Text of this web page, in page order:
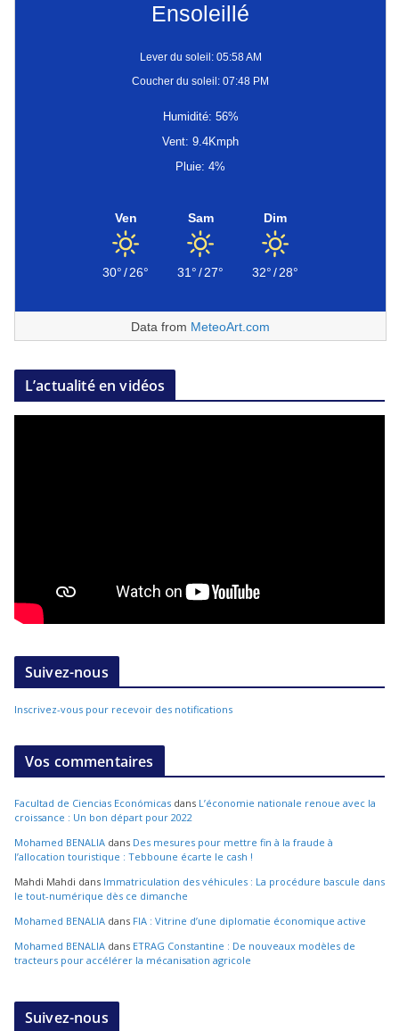
Ensoleillé
Lever du soleil: 05:58 AM
Coucher du soleil: 07:48 PM
Humidité: 56%
Vent: 9.4Kmph
Pluie: 4%
Ven
30°/26°
Sam
31°/27°
Dim
32°/28°
Data from MeteoArt.com
L’actualité en vidéos
Suivez-nous
Inscrivez-vous pour recevoir des notifications
Vos commentaires
Facultad de Ciencias Económicas dans L’économie nationale renoue avec la
croissance : Un bon départ pour 2022
Mohamed BENALIA dans Des mesures pour mettre fin à la fraude à
l’allocation touristique : Tebboune écarte le cash !
Mahdi Mahdi dans Immatriculation des véhicules : La procédure bascule dans
le tout-numérique dès ce dimanche
Mohamed BENALIA dans FIA : Vitrine d’une diplomatie économique active
Mohamed BENALIA dans ETRAG Constantine : De nouveaux modèles de
tracteurs pour accélérer la mécanisation agricole
Suivez-nous